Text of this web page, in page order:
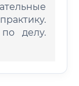
делу.